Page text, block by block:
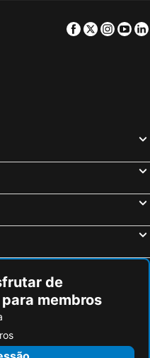
Facebook
Twitter
de
membros